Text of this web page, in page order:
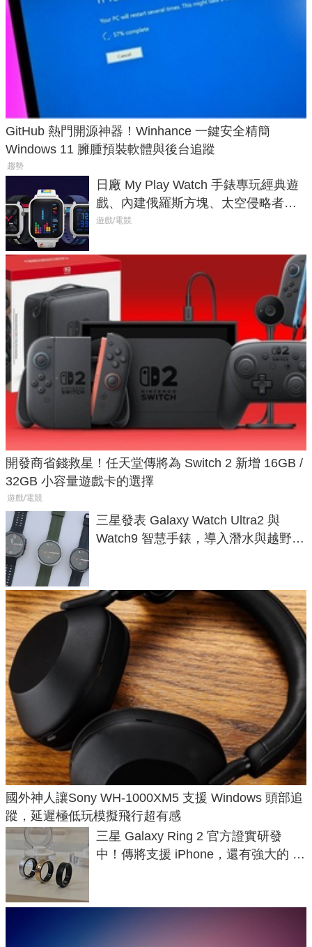
GitHub 熱門開源神器！Winhance 一鍵安全精簡
Windows 11 臃腫預裝軟體與後台追蹤
趨勢
日廠 My Play Watch 手錶專玩經典遊
戲、內建俄羅斯方塊、太空侵略者，
不過竟然不能連手機？
遊戲/電競
開發商省錢救星！任天堂傳將為 Switch 2 新增 16GB /
32GB 小容量遊戲卡的選擇
遊戲/電競
三星發表 Galaxy Watch Ultra2 與
Watch9 智慧手錶，導入潛水與越野跑
國外神人讓Sony WH-1000XM5 支援 Windows 頭部追
蹤，延遲極低玩模擬飛行超有感
三星 Galaxy Ring 2 官方證實研發
中！傳將支援 iPhone，還有強大的 AI